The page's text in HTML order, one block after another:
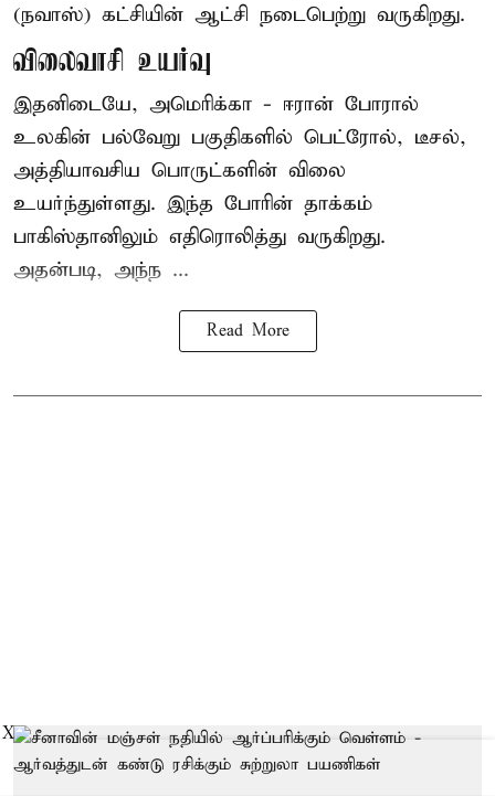
(நவாஸ்) கட்சியின் ஆட்சி நடைபெற்று வருகிறது.
விலைவாசி உயர்வு
இதனிடையே, அமெரிக்கா - ஈரான் போரால்
உலகின் பல்வேறு பகுதிகளில் பெட்ரோல், டீசல்,
அத்தியாவசிய பொருட்களின் விலை
உயர்ந்துள்ளது. இந்த போரின் தாக்கம்
பாகிஸ்தானிலும் எதிரொலித்து வருகிறது.
அதன்படி, அந்ந ...
Read More
X